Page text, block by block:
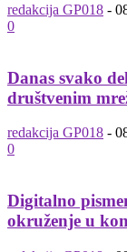
redakcija GP018 -
0
Danas svako
društvenim
redakcija GP018 -
0
Digitalno
okruženje u